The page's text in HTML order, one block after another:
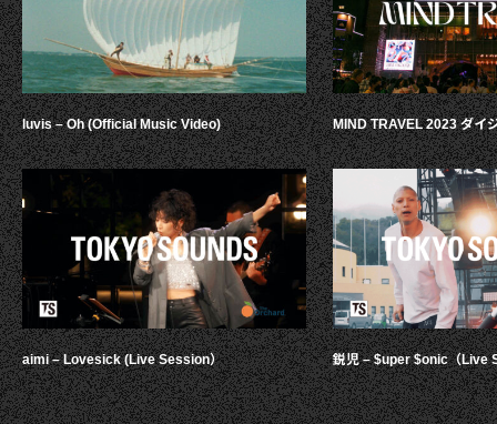
luvis – Oh (Official Music Video)
aimi – Lovesick (Live Session）
MIND TRAVEL 2023 ダイ
鋭児 – $uper $onic（Live